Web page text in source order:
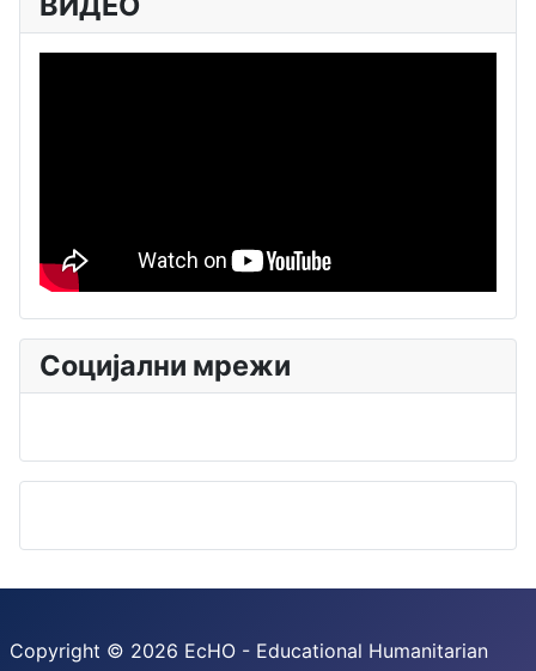
Социјални мрежи
Copyright © 2026 EcHO - Educational Humanitarian